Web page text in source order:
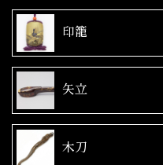
印籠
矢立
木刀